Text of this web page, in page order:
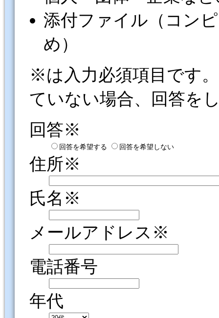
添付ファイル（コン
め）
※は入力必須項目です
ていない場合、回答を
回答※
回答を希望する 回答を希望しない
住所※
氏名※
メールアドレス※
電話番号
年代